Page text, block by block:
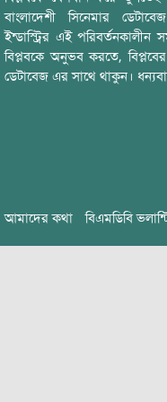
বাংলাদেশী সিনেমার
ইন্ডাস্ট্রির এই পরিবর্তনকালীন
বিপ্লবকে অনুভব করতে,
ডেটাবেজ এর সাথে থাকুন।
আমাদের কথা বিএমডিবি